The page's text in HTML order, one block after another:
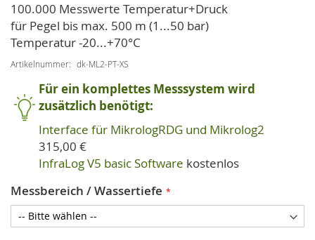
100.000 Messwerte Temperatur+Druck
für Pegel bis max. 500 m (1...50 bar)
Temperatur -20...+70°C
Artikelnummer dk-ML2-PT-XS
Für ein komplettes Messsystem wird
zusätzlich benötigt:
Interface für MikrologRDG und Mikrolog2
315,00 €
InfraLog V5 basic Software kostenlos
Messbereich / Wassertiefe